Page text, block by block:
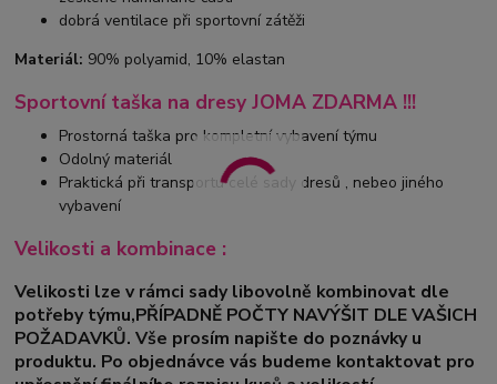
dobrá ventilace při sportovní zátěži
Materiál: 90% polyamid, 10% elastan
Sportovní taška na dresy JOMA ZDARMA !!!
Prostorná taška pro kompletní vybavení týmu
Odolný materiál
Praktická při transportu celé sady dresů , nebeo jiného
vybavení
Velikosti a kombinace :
Velikosti lze v rámci sady libovolně kombinovat dle
potřeby týmu,PŘÍPADNĚ POČTY NAVÝŠIT DLE VAŠICH
POŽADAVKŮ. Vše prosím napište do poznávky u
produktu. Po objednávce vás budeme kontaktovat pro